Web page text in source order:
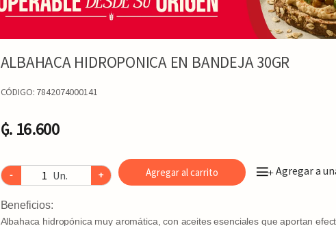
ALBAHACA HIDROPONICA EN BANDEJA 30GR
CÓDIGO: 7842074000141
₲. 16.600
- Un. + Agregar al carrito +Agregar a
Beneficios:
Albahaca hidropónica muy aromática, con aceites esenciales que aportan